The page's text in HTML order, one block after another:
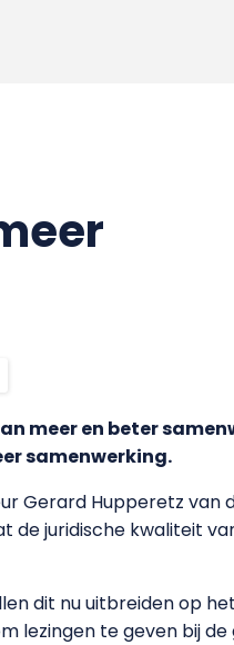
meer en beter
samenwerking.
Gerard Hupperetz van
juridische kwaliteit
dit nu uitbreiden op
lezingen te geven bij